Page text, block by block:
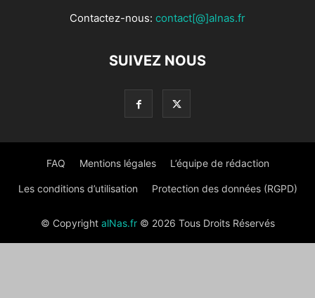
Contactez-nous: contact[@]alnas.fr
SUIVEZ NOUS
FAQ Mentions légales L’équipe de rédaction
Les conditions d’utilisation Protection des données (RGPD)
© Copyright alNas.fr© 2026 Tous Droits Réservés